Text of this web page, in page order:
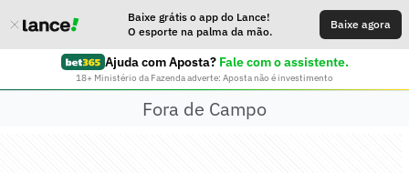
Baixe grátis o app do Lance!
O esporte na palma da mão.
Baixe agora
Ajuda com Aposta? Fale com o assistente.
18+ Ministério da Fazenda adverte: Aposta não é investimento
Fora de Campo